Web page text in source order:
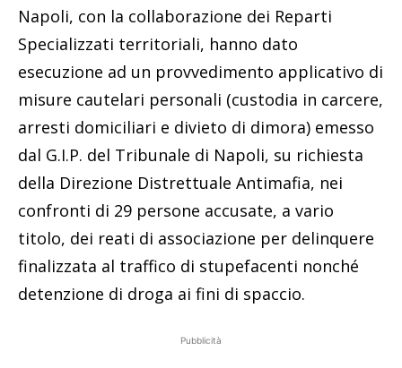
Napoli, con la collaborazione dei Reparti
Specializzati territoriali, hanno dato
esecuzione ad un provvedimento applicativo di
misure cautelari personali (custodia in carcere,
arresti domiciliari e divieto di dimora) emesso
dal G.I.P. del Tribunale di Napoli, su richiesta
della Direzione Distrettuale Antimafia, nei
confronti di 29 persone accusate, a vario
titolo, dei reati di associazione per delinquere
finalizzata al traffico di stupefacenti nonché
detenzione di droga ai fini di spaccio.
Pubblicità